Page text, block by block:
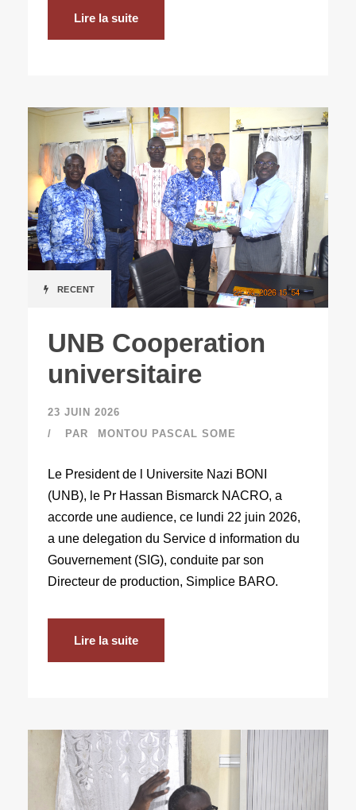
Lire la suite
RECENT
UNB Cooperation
universitaire
23 JUIN 2026
PAR
MONTOU PASCAL SOME
Le President de l Universite Nazi BONI
(UNB), le Pr Hassan Bismarck NACRO, a
accorde une audience, ce lundi 22 juin 2026,
a une delegation du Service d information du
Gouvernement (SIG), conduite par son
Directeur de production, Simplice BARO.
Lire la suite